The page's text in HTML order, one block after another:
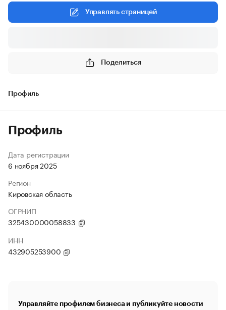
Управлять страницей
Поделиться
Профиль
Профиль
Дата регистрации
6 ноября 2025
Регион
Кировская область
ОГРНИП
325430000058833
ИНН
432905253900
Управляйте профилем бизнеса и публикуйте новости